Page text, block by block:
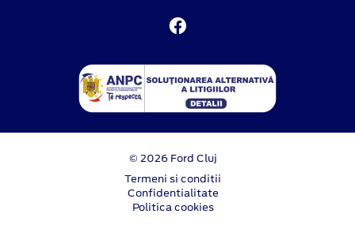
© 2026 Ford Cluj
Termeni si conditii
Confidentialitate
Politica cookies